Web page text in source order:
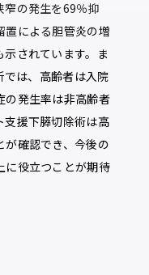
窄の発生を69％抑
置による胆管炎の増
されています。ま
は、高齢者は入院
の発生率は非高齢者
支援下膵切除術は高
確認でき、今後の
に役立つことが期待